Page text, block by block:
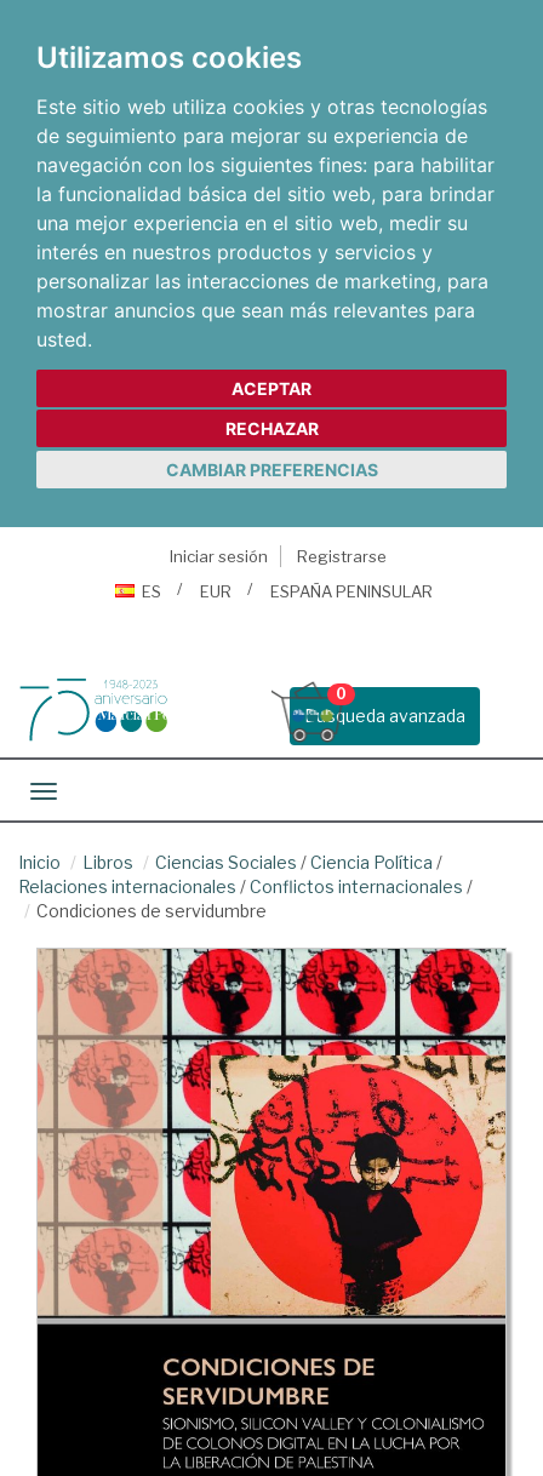
Utilizamos cookies
Este sitio web utiliza cookies y otras tecnologías
de seguimiento para mejorar su experiencia de
navegación con los siguientes fines: para habilitar
la funcionalidad básica del sitio web, para brindar
una mejor experiencia en el sitio web, medir su
interés en nuestros productos y servicios y
personalizar las interacciones de marketing, para
mostrar anuncios que sean más relevantes para
usted.
ACEPTAR
RECHAZAR
CAMBIAR PREFERENCIAS
Iniciar sesión
Registrarse
ES
EUR ESPAÑA PENINSULAR
Busqueda avanzada
0
Toggle navigation
Inicio Libros Ciencias Sociales /Ciencia Política /
Relaciones internacionales /Conflictos internacionales /
Condiciones de servidumbre